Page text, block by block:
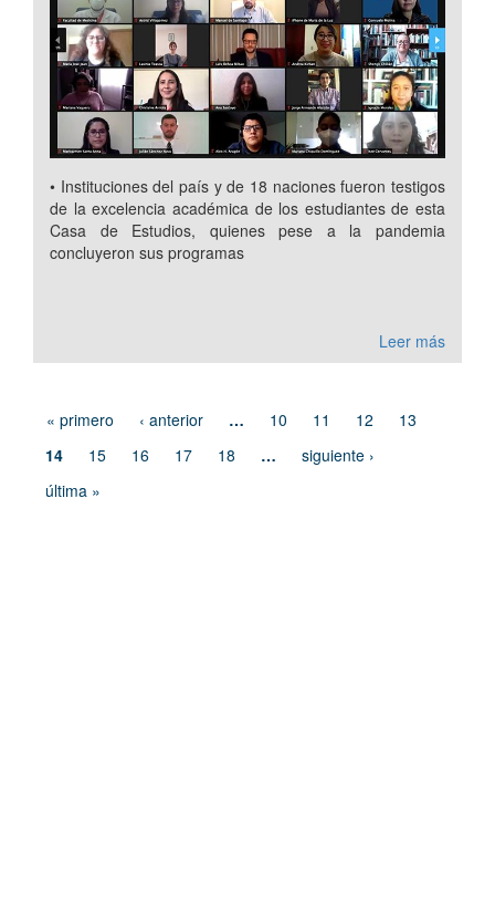
• Instituciones del país y de 18 naciones fueron testigos
de la excelencia académica de los estudiantes de esta
Casa de Estudios, quienes pese a la pandemia
concluyeron sus programas
Leer más
« primero ‹ anterior … 10 11 12
13
14
15 16 17 18 …
siguiente ›
última »